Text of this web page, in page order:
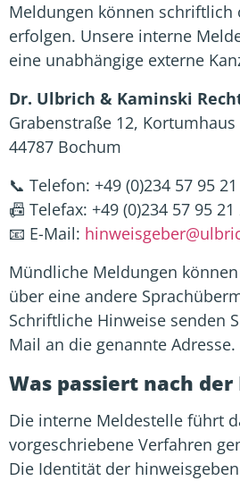
Meldungen können schriftlich
erfolgen. Unsere interne
eine unabhängige externe
Dr. Ulbrich & Kaminski
Grabenstraße 12, Kortumhaus
44787 Bochum
📞 Telefon: +49 (0)234 57 95
📠 Telefax: +49 (0)234 57 95 21
📧 E-Mail:
Mündliche Meldungen
über eine andere
Schriftliche Hinweise senden
Mail an die genannte Adresse.
Was passiert nach der
Die interne Meldestelle führt
vorgeschriebene Verfahren
Die Identität der